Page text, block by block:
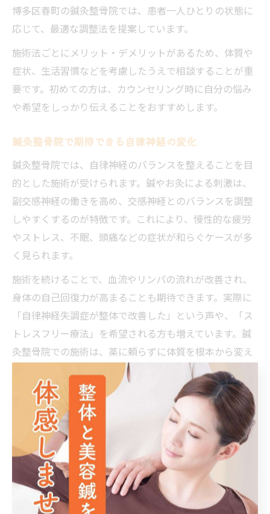
博多区春町の鍼灸整骨院では、患者一人ひとりの状態に
応じて、最適な調整法を提案しています。
施術法ごとにメリット・デメリットがあるため、体質や
症状、生活習慣などを考慮したうえで相談することが重
要です。初めての方は、カウンセリング時に自分の悩み
や希望をしっかり伝えることをおすすめします。
鍼灸整骨院で期待できる自律神経の変化
鍼灸整骨院では、自律神経のバランスを整えることを目
的とした施術が受けられます。鍼やお灸による刺激は、
副交感神経の働きを高め、交感神経とのバランスを調整
しやすくするのが特徴です。これにより、慢性的な疲労
やストレス、不眠、頭痛などの症状が和らぐケースが多
く見られます。
施術を続けることで、血流やリンパの流れが改善され、
身体の自己回復力が高まることも期待できます。実際に
「自律神経失調症が整体で改善した」という声や、「ス
トレスフリー療法」を希望される方も増えています。鍼
灸整骨院での施術は、薬に頼らずに体質を根本から変え
たい方に特に向いています。
ただし、効果の現れ方には個人差があり、数回の施術で
大きな変化を感じる方もいれば、継続的なケアが必要な
ケースもあります。無理なく続けることが、再発予防や
長期的な健康維持につながります。
整体と鍼灸で異なるアプローチ法を解説
施術名 主な効果